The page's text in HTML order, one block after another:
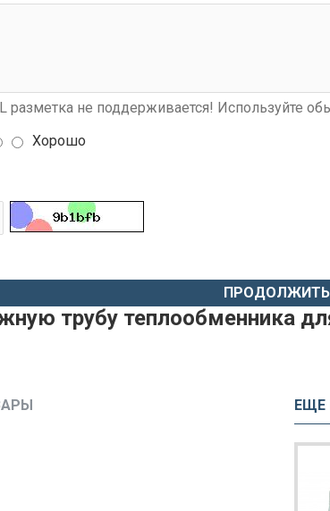
разметка не поддерживается! Используйте
Хорошо
ПРОДОЛЖИТЬ
трубу теплообменника
ЕЩЕ